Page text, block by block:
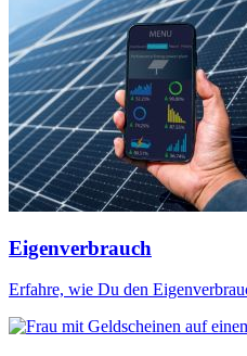
Eigenverbrauch
Erfahre, wie Du den